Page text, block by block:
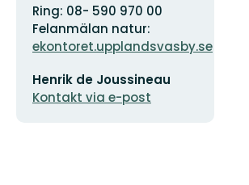
Adress
Ring: 08- 590 970 00
Felanmälan natur:
ekontoret.upplandsvasby.se
postadress
Henrik de Joussineau
Kontakt via e-post